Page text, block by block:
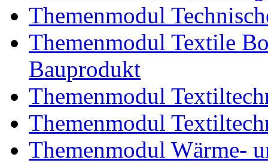
Themenmodul
Themenmodul Textile
Bauprodukt
Themenmodul
Themenmodul
Themenmodul Wärme-